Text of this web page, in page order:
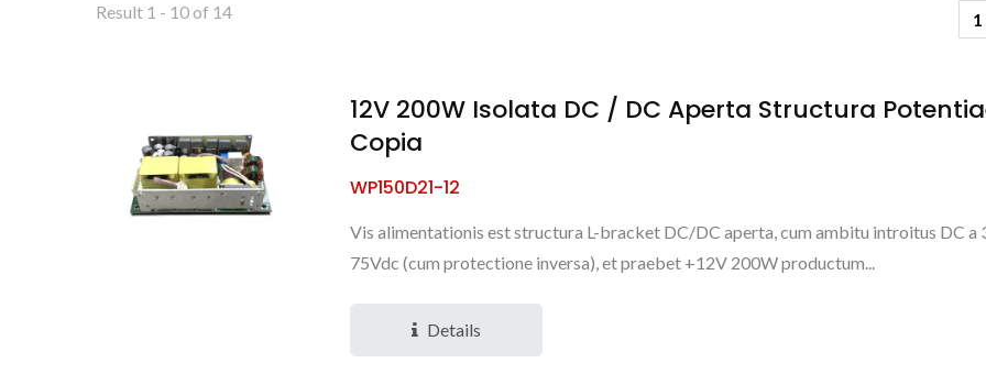
Result 1 - 10 of 14 1
12V 200W Isolata DC / DC Aperta Structura
Copia
WP150D21-12
Vis alimentationis est structura L-bracket DC/DC aperta, cum ambitu introitus DC a
75Vdc (cum protectione inversa), et praebet +12V 200W productum...
Details